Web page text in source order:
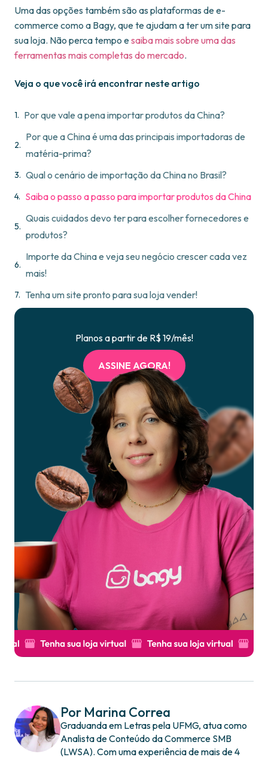
Uma das opções também são as plataformas de e-
commerce como a Bagy, que te ajudam a ter um site para
sua loja. Não perca tempo esaiba mais sobre uma das
ferramentas mais completas do mercado.
Veja o que você irá encontrar neste artigo
Por que vale a pena importar produtos da China?
Por que a China é uma das principais importadoras de
matéria-prima?
Qual o cenário de importação da China no Brasil?
Saiba o passo a passo para importar produtos da China
Quais cuidados devo ter para escolher fornecedores e
produtos?
Importe da China e veja seu negócio crescer cada vez
mais!
Tenha um site pronto para sua loja vender!
Planos a partir de R$ 19/mês!
ASSINE AGORA!
Por Marina Correa
Graduanda em Letras pela UFMG, atua como
Analista de Conteúdo da Commerce SMB
(LWSA). Com uma experiência de mais de 4